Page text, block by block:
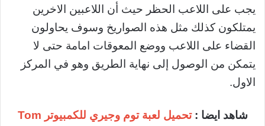
يجب على اللاعب الحظر حيث أن اللاعبين الاخرين
يمتلكون كذلك مثل هذه الصواريخ وسوف يحاولون
القضاء على اللاعب ووضع المعوقات امامة حتى لا
يتمكن من الوصول إلى نهاية الطريق وهو في المركز
الاول.
شاهد ايضا :
تحميل لعبة توم وجيري للكمبيوتر Tom